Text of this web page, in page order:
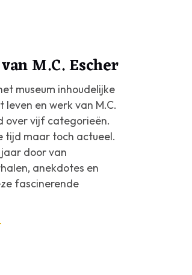
M.C. Escher
museum inhoudelijke
leven en werk van M.C.
over vijf categorieën.
tijd maar toch actueel.
door van
anekdotes en
fascinerende